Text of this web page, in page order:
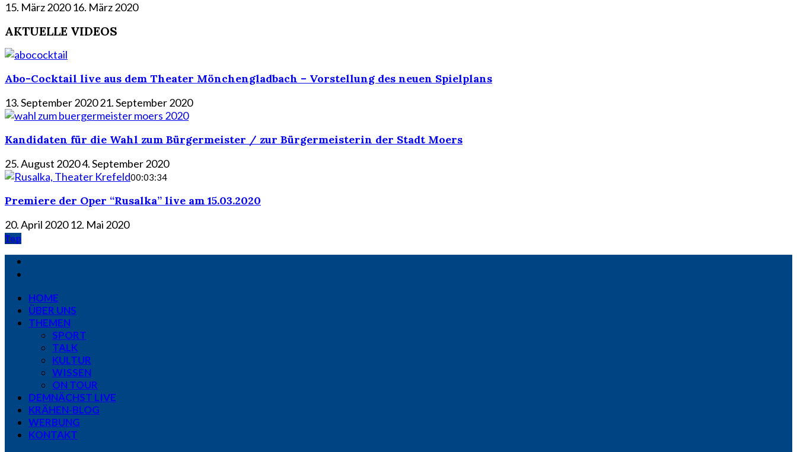
15. März 2020 16. März 2020
AKTUELLE VIDEOS
Abo-Cocktail live aus dem Theater Mönchengladbach – Vorstellung des neuen Spielplans
13. September 202021. September 2020
Kandidaten für die Wahl zum Bürgermeister / zur Bürgermeisterin der Stadt Moers
25. August 20204. September 2020
00:03:34
Premiere der Oper “Rusalka” live am 15.03.2020
20. April 2020 12. Mai 2020
Top
HOME
ÜBER UNS
THEMEN
SPORT
TALK
KULTUR
WISSEN
ON TOUR
DEMNÄCHST LIVE
KRÄHEN-BLOG
WERBUNG
KONTAKT